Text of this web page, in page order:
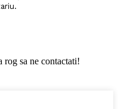
rog sa ne contactati!